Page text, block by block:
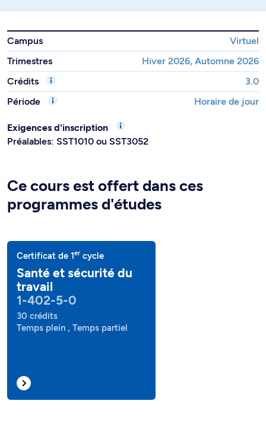
Campus
Virtuel
Trimestres
Hiver 2026, Automne 2026
Crédits
3.0
Période
Horaire de jour
Exigences d'inscription
Préalables: SST1010 ou SST3052
Ce cours est offert dans ces
programmes d'études
Certificat de 1er cycle
Santé et sécurité du
travail
1-402-5-0
30 crédits
Temps plein , Temps partiel